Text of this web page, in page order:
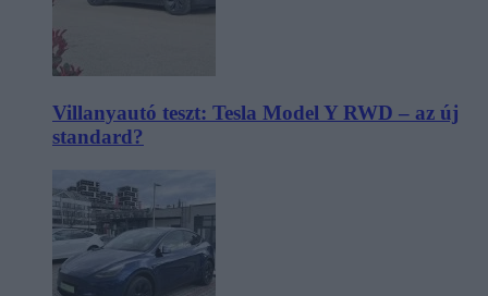
Villanyautó teszt: Tesla Model Y RWD – az új
standard?